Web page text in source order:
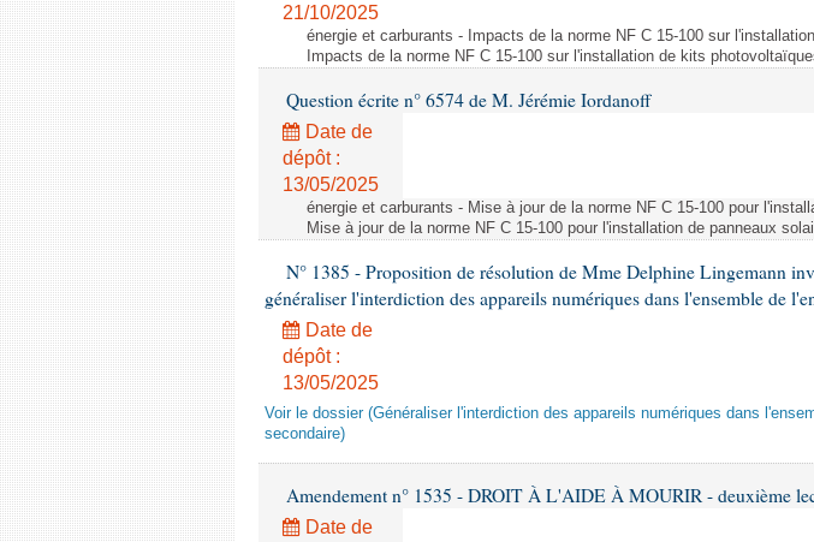
21/10/2025
énergie et carburants - Impacts de la norme NF C 15-100 sur
Impacts de la norme NF C 15-100 sur l'installation de kits
Question écrite n° 6574 de M. Jérémie Iordanoff
Date de
dépôt :
13/05/2025
énergie et carburants - Mise à jour de la norme NF C 15-100 pour
Mise à jour de la norme NF C 15-100 pour l'installation de panneaux
N° 1385 - Proposition de résolution de Mme Delphine Lingemann
généraliser l'interdiction des appareils numériques dans l'ensemble de
Date de
dépôt :
13/05/2025
Voir le dossier (Généraliser l'interdiction des appareils numériques dans
secondaire)
Amendement n° 1535 - DROIT À L'AIDE À MOURIR - deuxième
Date de